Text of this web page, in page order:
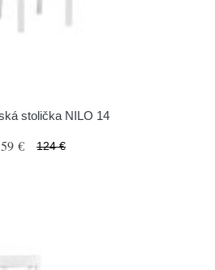
stolička NILO 14
59 € 124 €